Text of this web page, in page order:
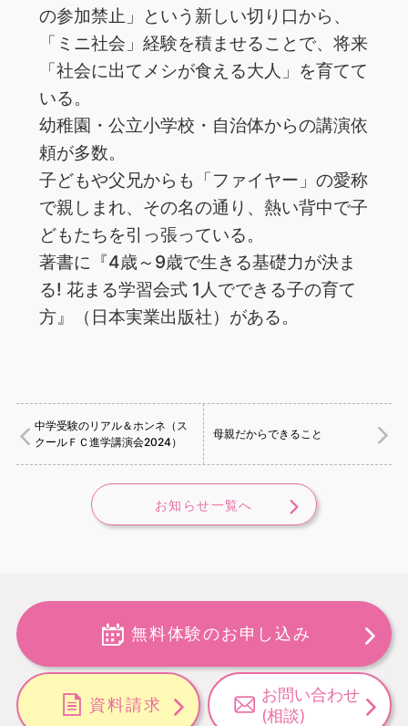
の参加禁止」という新しい切り口から、
「ミニ社会」経験を積ませることで、将来
「社会に出てメシが食える大人」を育てて
いる。
幼稚園・公立小学校・自治体からの講演依
頼が多数。
子どもや父兄からも「ファイヤー」の愛称
で親しまれ、その名の通り、熱い背中で子
どもたちを引っ張っている。
著書に『4歳～9歳で生きる基礎力が決ま
る! 花まる学習会式 1人でできる子の育て
方』（日本実業出版社）がある。
中学受験のリアル＆ホンネ（ス
クールＦＣ進学講演会2024）
母親だからできること
お知らせ一覧へ
無料体験のお申し込み
資料請求
お問い合わせ
(相談)